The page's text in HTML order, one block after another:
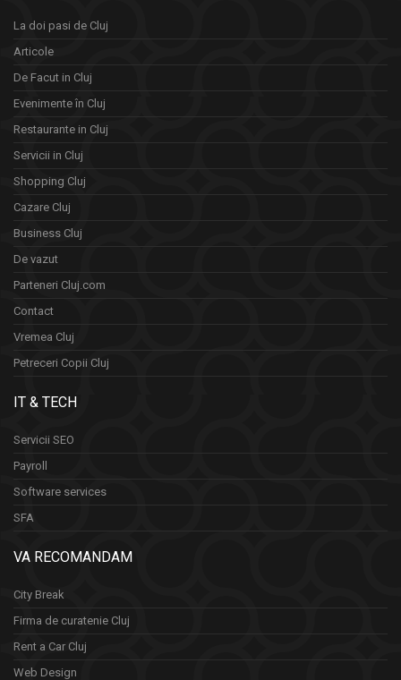
La doi pasi de Cluj
Articole
De Facut in Cluj
Evenimente în Cluj
Restaurante in Cluj
Servicii in Cluj
Shopping Cluj
Cazare Cluj
Business Cluj
De vazut
Parteneri Cluj.com
Contact
Vremea Cluj
Petreceri Copii Cluj
IT & TECH
Servicii SEO
Payroll
Software services
SFA
VA RECOMANDAM
City Break
Firma de curatenie Cluj
Rent a Car Cluj
Web Design